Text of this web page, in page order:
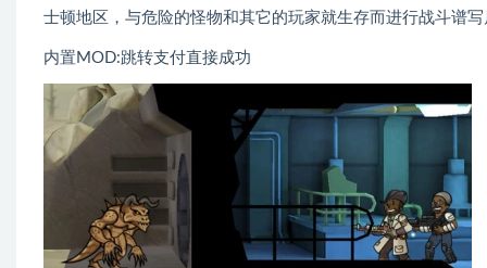
士顿地区，与危险的怪物和其它的玩家就生存而进行战斗谱写
内置MOD:跳转支付直接成功